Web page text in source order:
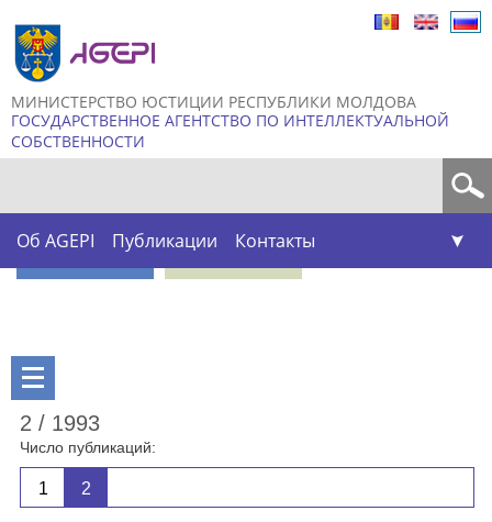
МИНИСТЕРСТВО ЮСТИЦИИ РЕСПУБЛИКИ МОЛДОВА
ГОСУДАРСТВЕННОЕ АГЕНТСТВО ПО ИНТЕЛЛЕКТУАЛЬНОЙ
СОБСТВЕННОСТИ
Об AGEPI Публикации Контакты
2 / 1993
Число публикаций:
1 2